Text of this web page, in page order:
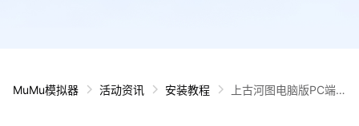
MuMu模拟器 活动资讯 安装教程
上古河图电脑版PC端